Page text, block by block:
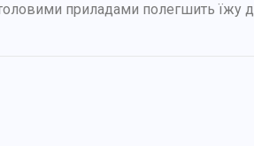
приладами полегшить їжу